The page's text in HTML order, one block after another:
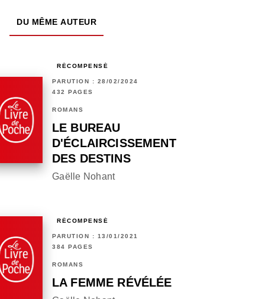
DU MÊME AUTEUR
RÉCOMPENSÉ
PARUTION : 28/02/2024
432 PAGES
ROMANS
LE BUREAU
D'ÉCLAIRCISSEMENT
DES DESTINS
Gaëlle Nohant
RÉCOMPENSÉ
PARUTION : 13/01/2021
384 PAGES
ROMANS
LA FEMME RÉVÉLÉE